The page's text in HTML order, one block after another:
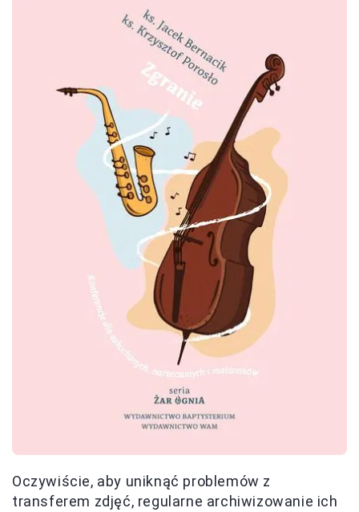
Oczywiście, aby uniknąć problemów z
transferem zdjęć, regularne archiwizowanie ich